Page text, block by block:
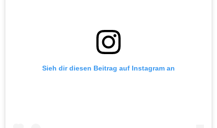
Sieh dir diesen Beitrag auf Instagram an